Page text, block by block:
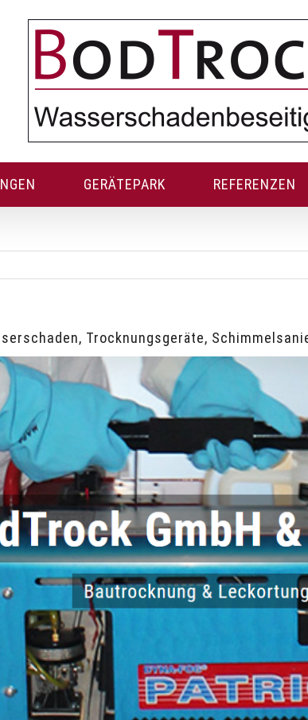
GERÄTEPARK REFERENZEN
Trocknungsgeräte,